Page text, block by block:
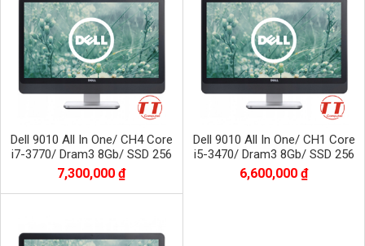
Dell 9010 All In One/ CH4 Core
i7-3770/ Dram3 8Gb/ SSD 256
GB/ Màn 23" LED full HD
7,300,000 ₫
Dell 9010 All In One/ CH1 Core
i5-3470/ Dram3 8Gb/ SSD 256
GB/ Màn 23" LED full HD
6,600,000 ₫